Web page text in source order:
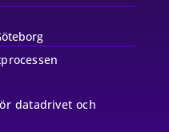
datadrivet och